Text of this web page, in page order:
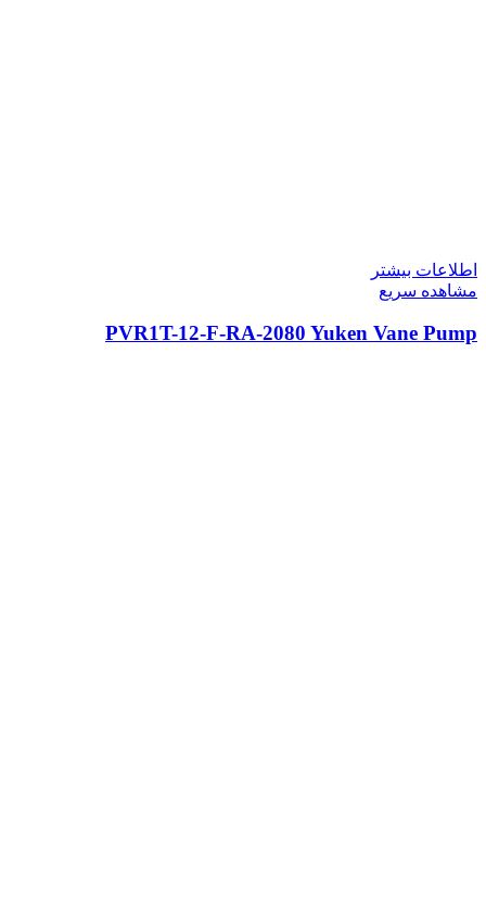
اطلاعات بیشتر
مشاهده سریع
PVR1T-12-F-RA-2080 Yuken Vane Pump